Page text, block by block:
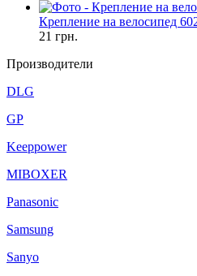
Крепление на велосипед
21 грн.
Производители
DLG
GP
Keeppower
MIBOXER
Panasonic
Samsung
Sanyo